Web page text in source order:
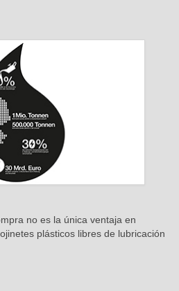
no es la única ventaja en
plásticos libres de lubricación